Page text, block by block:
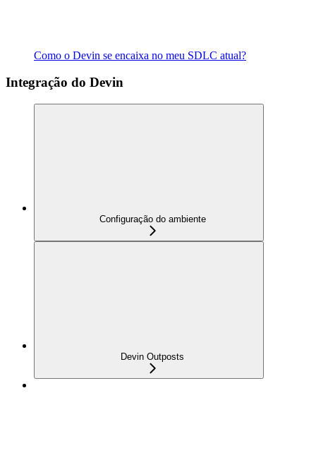
Como o Devin se encaixa no meu SDLC atual?
Integração do Devin
Configuração do ambiente
Devin Outposts